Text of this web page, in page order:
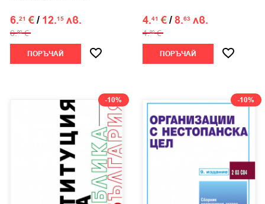
6.21 €/ 12.15 лв.
6.90 €
ПОРЪЧАЙ
4.41 €/8.63 лв.
4.90 €
ПОРЪЧАЙ
-10% -10%